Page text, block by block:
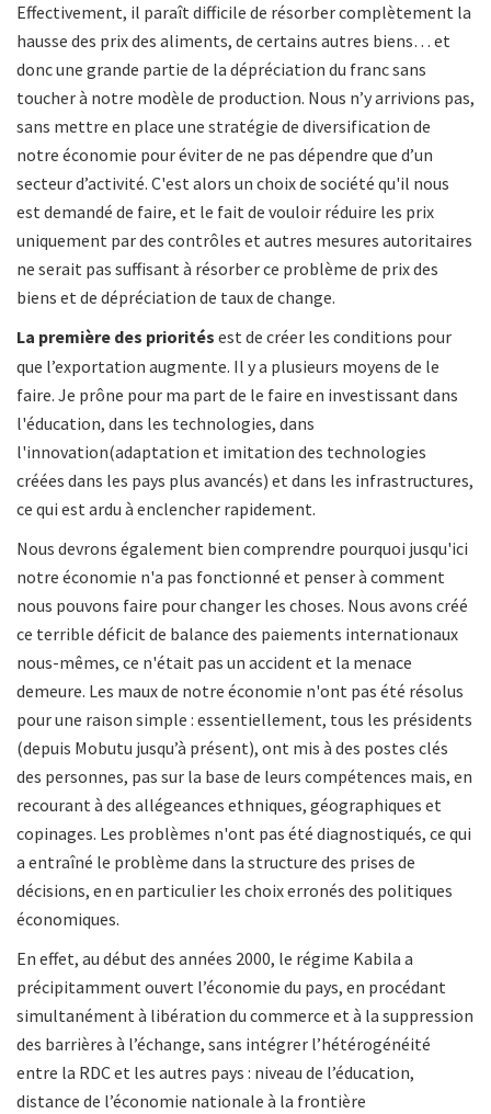
Effectivement, il paraît difficile de résorber complètement la
hausse des prix des aliments, de certains autres biens… et
donc une grande partie de la dépréciation du franc sans
toucher à notre modèle de production. Nous n’y arrivions pas,
sans mettre en place une stratégie de diversification de
notre économie pour éviter de ne pas dépendre que d’un
secteur d’activité. C'est alors un choix de société qu'il nous
est demandé de faire, et le fait de vouloir réduire les prix
uniquement par des contrôles et autres mesures autoritaires
ne serait pas suffisant à résorber ce problème de prix des
biens et de dépréciation de taux de change.
La première des priorités est de créer les conditions pour
que l’exportation augmente. Il y a plusieurs moyens de le
faire. Je prône pour ma part de le faire en investissant dans
l'éducation, dans les technologies, dans
l'innovation(adaptation et imitation des technologies
créées dans les pays plus avancés) et dans les infrastructures,
ce qui est ardu à enclencher rapidement.
Nous devrons également bien comprendre pourquoi jusqu'ici
notre économie n'a pas fonctionné et penser à comment
nous pouvons faire pour changer les choses. Nous avons créé
ce terrible déficit de balance des paiements internationaux
nous-mêmes, ce n'était pas un accident et la menace
demeure. Les maux de notre économie n'ont pas été résolus
pour une raison simple : essentiellement, tous les présidents
(depuis Mobutu jusqu’à présent), ont mis à des postes clés
des personnes, pas sur la base de leurs compétences mais, en
recourant à des allégeances ethniques, géographiques et
copinages. Les problèmes n'ont pas été diagnostiqués, ce qui
a entraîné le problème dans la structure des prises de
décisions, en en particulier les choix erronés des politiques
économiques.
En effet, au début des années 2000, le régime Kabila a
précipitamment ouvert l’économie du pays, en procédant
simultanément à libération du commerce et à la suppression
des barrières à l’échange, sans intégrer l’hétérogénéité
entre la RDC et les autres pays : niveau de l’éducation,
distance de l’économie nationale à la frontière